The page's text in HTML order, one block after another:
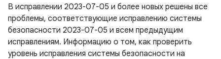
В исправлении 2023-07-05 и более новых решены все
проблемы, соответствующие исправлению системы
безопасности 2023-07-05 и всем предыдущим
исправлениям. Информацию о том, как проверить
уровень исправления системы безопасности на